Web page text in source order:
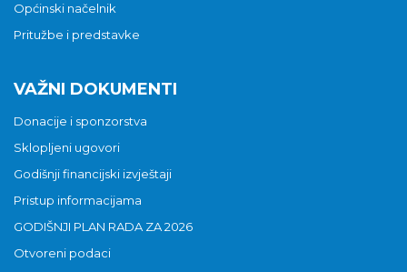
Općinski načelnik
Pritužbe i predstavke
VAŽNI DOKUMENTI
Donacije i sponzorstva
Sklopljeni ugovori
Godišnji financijski izvještaji
Pristup informacijama
GODIŠNJI PLAN RADA ZA 2026
Otvoreni podaci